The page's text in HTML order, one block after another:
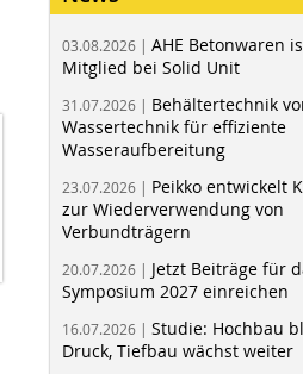
03.08.2026 | AHE Betonwaren
Mitglied bei Solid Unit
31.07.2026 | Behältertechnik
Wassertechnik für effiziente
Wasseraufbereitung
23.07.2026 | Peikko entwickelt
zur Wiederverwendung von
Verbundträgern
20.07.2026 | Jetzt Beiträge für
Symposium 2027 einreichen
16.07.2026 | Studie: Hochbau
Druck, Tiefbau wächst weiter